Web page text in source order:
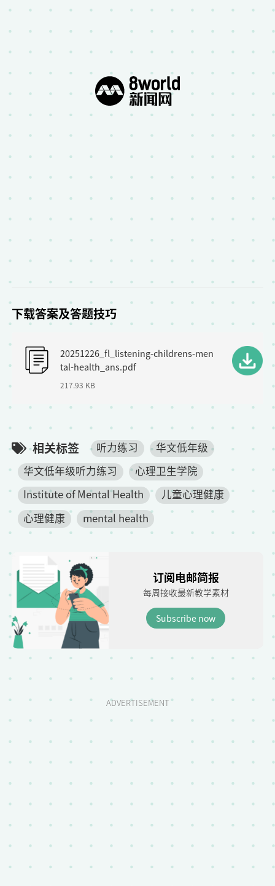
下载答案及答题技巧
20251226_fl_listening-childrens-men
tal-health_ans.pdf
217.93 KB
相关标签 听力练习
华文低年级
华文低年级听力练习
心理卫生学院
Institute of Mental Health
儿童心理健康
心理健康
mental health
订阅电邮简报
每周接收最新教学素材
Subscribe now
ADVERTISEMENT